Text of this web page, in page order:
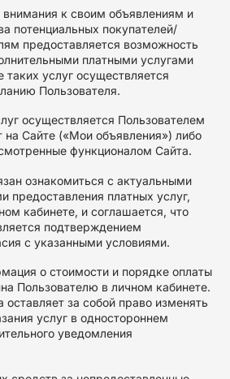
к своим объявлениям и
потенциальных покупателей/
предоставляется возможность
платными услугами
таких услуг осуществляется
Пользователя.
осуществляется Пользователем
на Сайте («Мои объявления») либо
функционалом Сайта.
ознакомиться с актуальными
предоставления платных услуг,
кабинете, и соглашается, что
подтверждением
с указанными условиями.
о стоимости и порядке оплаты
Пользователю в личном кабинете.
за собой право изменять
услуг в одностороннем
уведомления